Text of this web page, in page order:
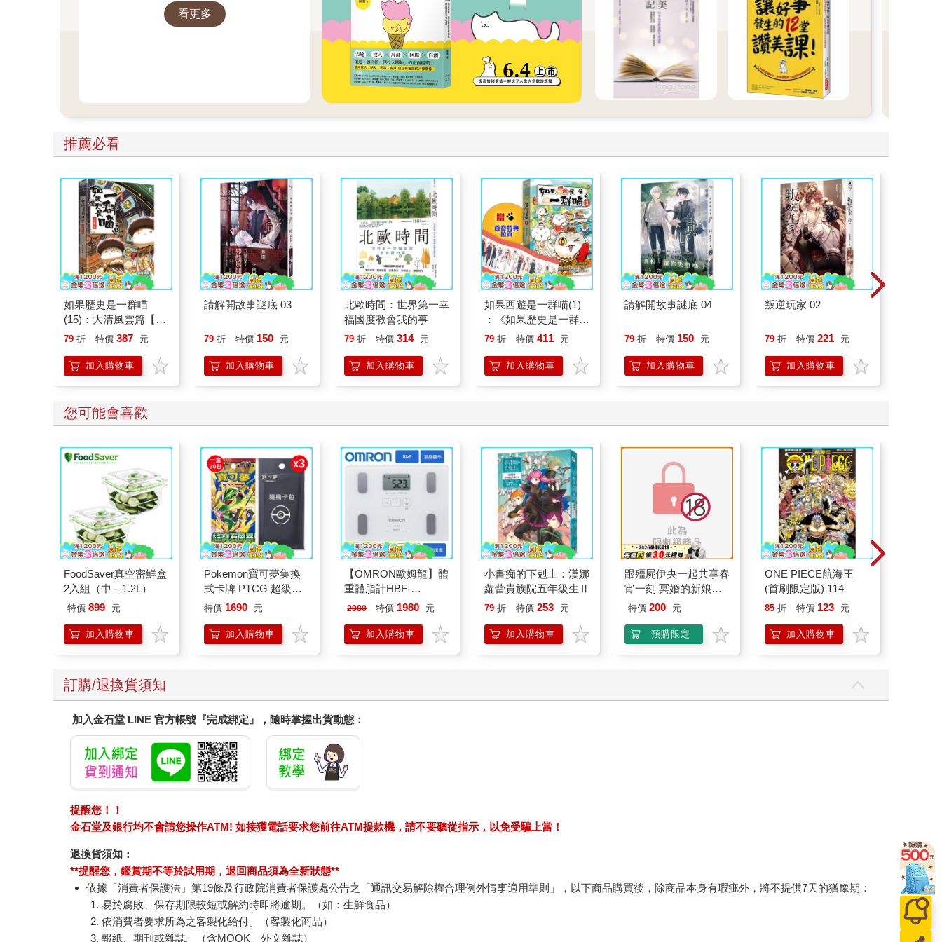
看更多
推薦必看
如果歷史是一群喵
(15)：大清風雲篇【萌
貓漫畫學歷史】
79 折 特價 387 元
加入購物車
請解開故事謎底 03
79 折 特價 150 元
加入購物車
北歐時間：世界第一幸
福國度教會我的事
79 折 特價 314 元
加入購物車
如果西遊是一群喵(1)
：《如果歷史是一群
喵》作者最新力作，附
79 折 特價 411 元
加入購物車
請解開故事謎底 04
79 折 特價 150 元
加入購物車
叛逆玩家 02
79 折 特價 221 元
加入購物車
您可能會喜歡
FoodSaver真空密鮮盒
2入組（中－1.2L）
特價 899 元
加入購物車
Pokemon寶可夢集換
式卡牌 PTCG 超級進
化 擴充包 綠寶石風暴
特價 1690 元
加入購物車
【OMRON歐姆龍】體
重體脂計HBF-
212W+送原價2980元
221053
2980 特價 1980 元
加入購物車
小書痴的下剋上：漢娜
蘿蕾貴族院五年級生Ⅱ
79 折 特價 253 元
加入購物車
跟殭屍伊央一起共享春
宵一刻 冥婚的新娘番
外篇
特價 200 元
預購限定
ONE PIECE航海王
(首刷限定版) 114
85 折 特價 123 元
加入購物車
訂購/退換貨須知
加入金石堂 LINE 官方帳號『完成綁定』，隨時掌握出貨動態：
提醒您！！
金石堂及銀行均不會請您操作ATM! 如接獲電話要求您前往ATM提款機，請不要聽從指示，以免受騙上當！
退換貨須知：
**提醒您，鑑賞期不等於試用期，退回商品須為全新狀態**
依據「消費者保護法」第19條及行政院消費者保護處公告之「通訊交易解除權合理例外情事適用準則」，以下商品購買後，除商品本身有瑕疵外，將不提供7天的猶豫期：
易於腐敗、保存期限較短或解約時即將逾期。（如：生鮮食品）
依消費者要求所為之客製化給付。（客製化商品）
報紙、期刊或雜誌。（含MOOK、外文雜誌）